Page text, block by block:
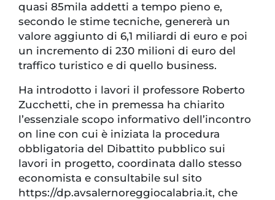
quasi 85mila addetti a tempo pieno e,
secondo le stime tecniche, genererà un
valore aggiunto di 6,1 miliardi di euro e poi
un incremento di 230 milioni di euro del
traffico turistico e di quello business.
Ha introdotto i lavori il professore Roberto
Zucchetti, che in premessa ha chiarito
l’essenziale scopo informativo dell’incontro
on line con cui è iniziata la procedura
obbligatoria del Dibattito pubblico sui
lavori in progetto, coordinata dallo stesso
economista e consultabile sul sito
https://dp.avsalernoreggiocalabria.it, che